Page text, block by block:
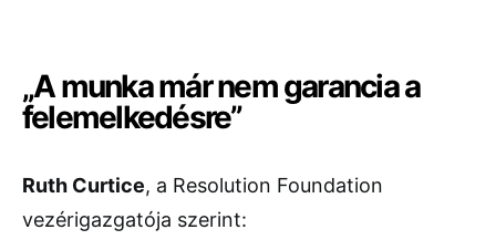
„A munka már nem garancia a
felemelkedésre”
Ruth Curtice, a Resolution Foundation
vezérigazgatója szerint: